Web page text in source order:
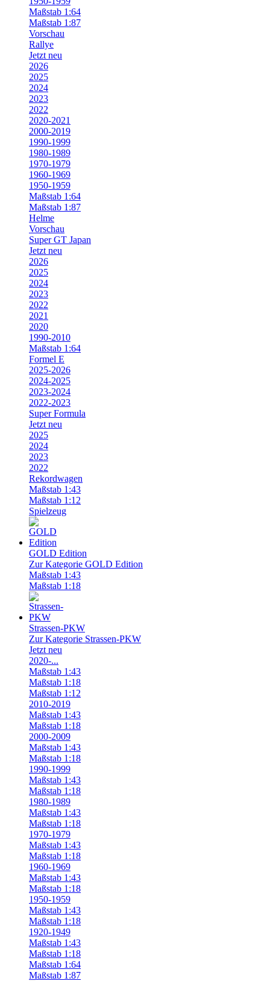
Maßstab 1:64
Maßstab 1:87
Vorschau
Rallye
Jetzt neu
2026
2025
2024
2023
2022
2020-2021
2000-2019
1990-1999
1980-1989
1970-1979
1960-1969
1950-1959
Maßstab 1:64
Maßstab 1:87
Helme
Vorschau
Super GT Japan
Jetzt neu
2026
2025
2024
2023
2022
2021
2020
1990-2010
Maßstab 1:64
Formel E
2025-2026
2024-2025
2023-2024
2022-2023
Super Formula
Jetzt neu
2025
2024
2023
2022
Rekordwagen
Maßstab 1:43
Maßstab 1:12
Spielzeug
GOLD Edition
Zur Kategorie GOLD Edition
Maßstab 1:43
Maßstab 1:18
Strassen-PKW
Zur Kategorie Strassen-PKW
Jetzt neu
2020-...
Maßstab 1:43
Maßstab 1:18
Maßstab 1:12
2010-2019
Maßstab 1:43
Maßstab 1:18
2000-2009
Maßstab 1:43
Maßstab 1:18
1990-1999
Maßstab 1:43
Maßstab 1:18
1980-1989
Maßstab 1:43
Maßstab 1:18
1970-1979
Maßstab 1:43
Maßstab 1:18
1960-1969
Maßstab 1:43
Maßstab 1:18
1950-1959
Maßstab 1:43
Maßstab 1:18
1920-1949
Maßstab 1:43
Maßstab 1:18
Maßstab 1:64
Maßstab 1:87